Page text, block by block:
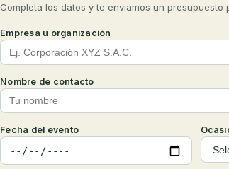
Completa los datos y te enviamos un presupuesto
Empresa u organización
Nombre de contacto
Fecha del evento